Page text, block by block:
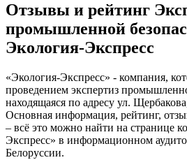
Отзывы и рейтинг
промышленной
Экология-Экспресс
«Экология-Экспресс» - компания,
проведением экспертиз
находящаяся по адресу ул.
Основная информация, рейтинг,
– всё это можно найти на странице
Экспресс» в информационном
Белоруссии.